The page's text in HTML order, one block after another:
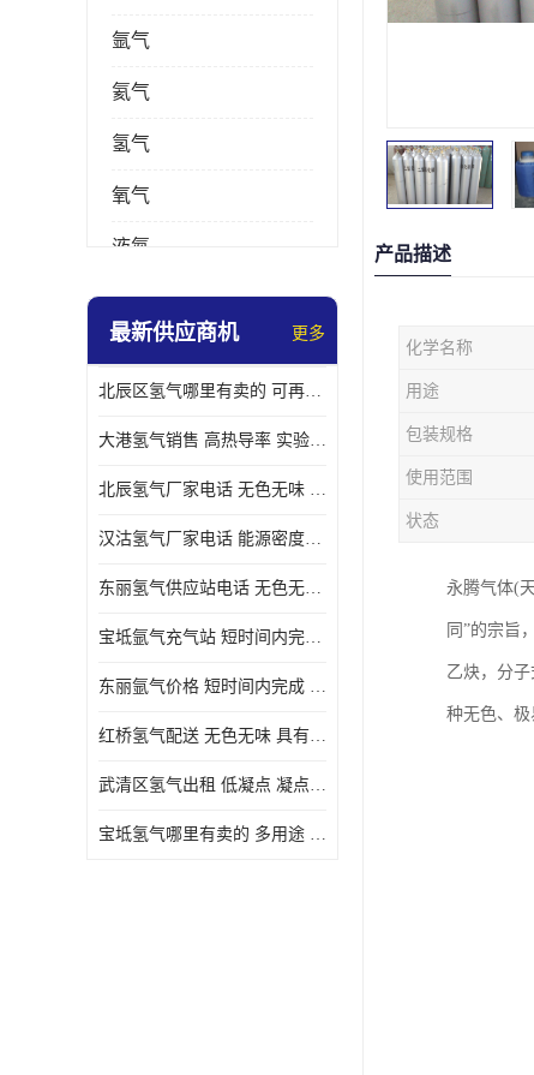
氩气
氦气
氢气
氧气
液氮
乙炔
最新供应商机 更多
北辰区氢气哪里有卖的 可再生 实验室应用
大港氢气销售 高热导率 实验室应用
北辰氢气厂家电话 无色无味 凝点为-259
汉沽氢气厂家电话 能源密度高 储存和传输便利
东丽氢气供应站电话 无色无味 储存和传输便利
宝坻氩气充气站 短时间内完成 人员经过培训
东丽氩气价格 短时间内完成 物流管理优良
红桥氢气配送 无色无味 具有较低的密度
武清区氢气出租 低凝点 凝点为-259
宝坻氢气哪里有卖的 多用途 可以在空气中上升
产品描述
化学名称
用途
包装规格
使用范围
状态
永腾气体(
同”的宗旨
乙炔，分
种无色、极